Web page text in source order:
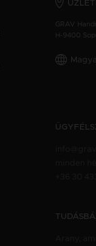
GRAV
H-9400